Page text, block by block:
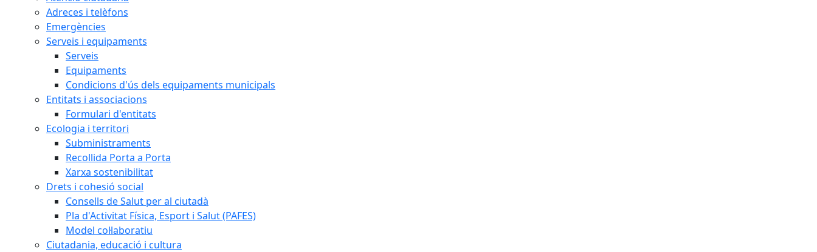
Adreces i telèfons
Emergències
Serveis i equipaments
Serveis
Equipaments
Condicions d'ús dels equipaments municipals
Entitats i associacions
Formulari d'entitats
Ecologia i territori
Subministraments
Recollida Porta a Porta
Xarxa sostenibilitat
Drets i cohesió social
Consells de Salut per al ciutadà
Pla d'Activitat Física, Esport i Salut (PAFES)
Model col·laboratiu
Ciutadania, educació i cultura